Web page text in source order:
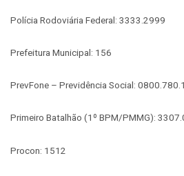
Polícia Rodoviária Federal: 3333.2999
Prefeitura Municipal: 156
PrevFone – Previdência Social:
Primeiro Batalhão (1º BPM/PMMG):
Procon: 1512